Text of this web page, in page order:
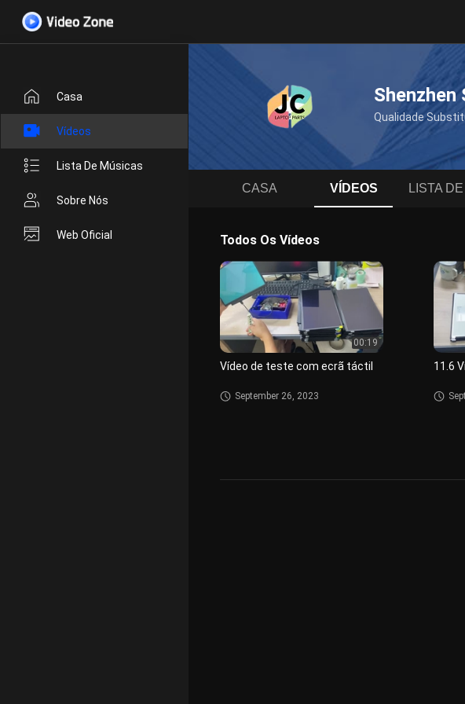
Casa
Vídeos
Lista De Músicas
Sobre Nós
Web Oficial
Qualidade
CASA VÍDEOS LISTA
Todos Os Vídeos
00:19
Vídeo de teste com ecrã táctil
September 26, 2023
11.6